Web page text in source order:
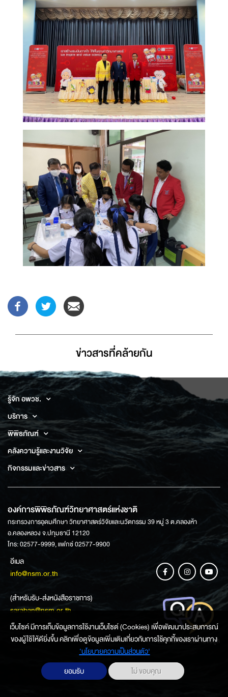
ข่าวสารที่่คล้ายกัน
รู้จัก อพวช.
บริการ
พิพิธภัณฑ์
คลังความรู้และงานวิจัย
กิจกรรมและข่าวสาร
องค์การพิพิธภัณฑ์วิทยาศาสตร์แห่งชาติ
กระทรวงการอุดมศึกษา วิทยาศาสตร์วิจัยและนวัตกรรม 39 หมู่ 3 ต.คลองห้า
อ.คลองหลวง จ.ปทุมธานี 12120
โทร: 02577-9999, แฟกซ์ 02577-9900
อีเมล
info@nsm.or.th
(สำหรับรับ-ส่งหนังสือราชการ)
saraban@nsm.or.th
ช่องทางการสอบถามข้อมูล
เว็บไซค์ มีการเก็บข้อมูลการใช้งานเว็บไซต์ (Cookies) เพื่อพัฒนาประสบการณ์
ของผู้ใช้ให้ดียิ่งขึ้น คลิกเพื่อดูข้อมูลเพิ่มเติมเกี่ยวกับการใช้คุกกี้ของเราผ่านทาง
‘นโยบายความเป็นส่วนตัว'
ยอมรับ
ไม่ ขอบคุณ